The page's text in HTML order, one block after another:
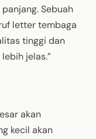
Sebuah
letter tembaga
tinggi dan
jelas.”
akan
kecil akan